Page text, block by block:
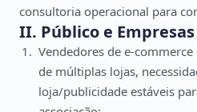
consultoria operacional para
II. Público e
Vendedores de e-
de múltiplas lojas,
loja/publicidade estáveis